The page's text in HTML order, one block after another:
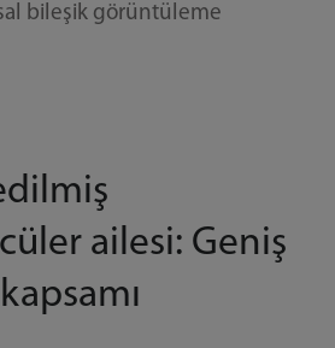
bileşik görüntüleme
ailesi: Geniş